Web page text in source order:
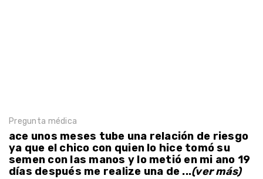
Pregunta médica
ace unos meses tube una relación de riesgo
ya que el chico con quien lo hice tomó su
semen con las manos y lo metió en mi ano 19
días después me realize una de ...(ver más)